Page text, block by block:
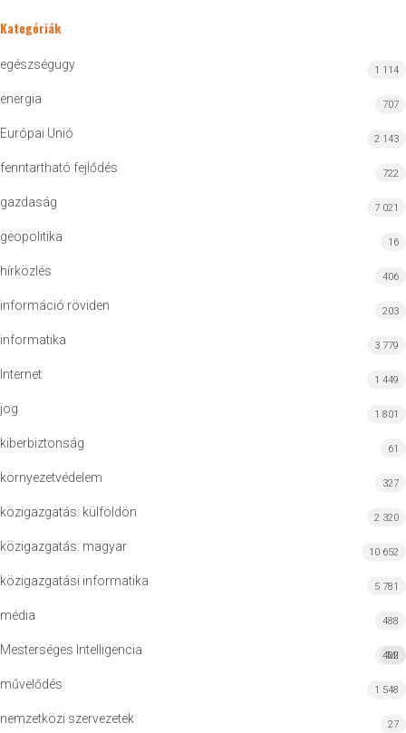
Kategóriák
egészségügy 1 114
energia 707
Európai Unió 2 143
fenntartható fejlődés 722
gazdaság 7 021
geopolitika 16
hírközlés 406
információ röviden 203
informatika 3 779
Internet 1 449
jog 1 801
kiberbiztonság 61
környezetvédelem 327
közigazgatás: külföldön 2 320
közigazgatás: magyar 10 652
közigazgatási informatika 5 781
média 488
Mesterséges Intelligencia MI
422
művelődés 1 548
nemzetközi szervezetek 27